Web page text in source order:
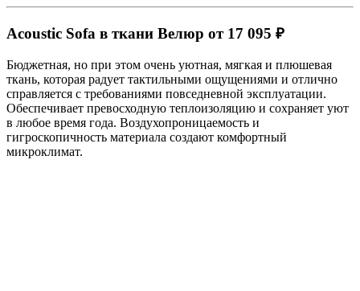
Acoustic Sofa в ткани Велюр от 17 095 ₽
Бюджетная, но при этом очень уютная, мягкая и плюшевая
ткань, которая радует тактильными ощущениями и отлично
справляется с требованиями повседневной эксплуатации.
Обеспечивает превосходную теплоизоляцию и сохраняет уют
в любое время года. Воздухопроницаемость и
гигроскопичность материала создают комфортный
микроклимат.